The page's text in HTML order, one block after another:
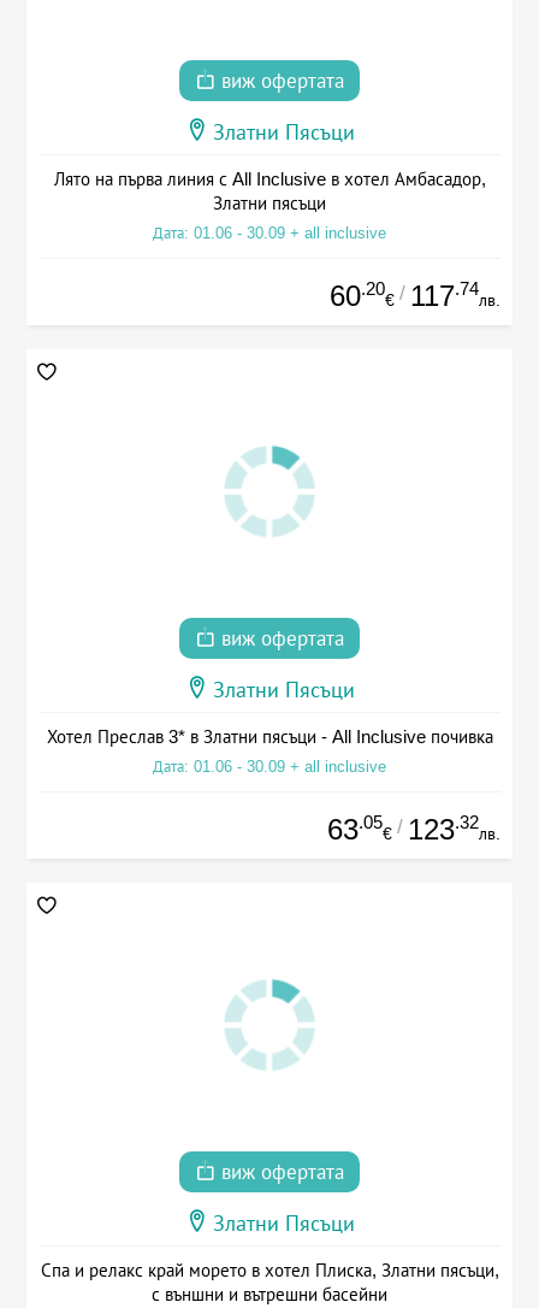
виж офертата
Златни Пясъци
Лято на първа линия с All Inclusive в хотел Амбасадор,
Златни пясъци
Дата: 01.06 - 30.09 + all inclusive
60.20
€ / 117.74
лв.
виж офертата
Златни Пясъци
Хотел Преслав 3* в Златни пясъци - All Inclusive почивка
Дата: 01.06 - 30.09 + all inclusive
63.05
€ / 123.32
лв.
виж офертата
Златни Пясъци
Спа и релакс край морето в хотел Плиска, Златни пясъци,
с външни и вътрешни басейни